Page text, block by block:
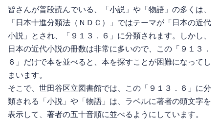
皆さんが普段読んでいる、「小説」や「物語」の多くは、
「日本十進分類法（ＮＤＣ）」ではテーマが「日本の近代
小説」とされ、「９１３．６」に分類されます。しかし、
日本の近代小説の冊数は非常に多いので、この「９１３．
６」だけで本を並べると、本を探すことが困難になってし
まいます。
そこで、世田谷区立図書館では、この「９１３．６」に分
類される「小説」や「物語」は、ラベルに著者の頭文字を
表示して、著者の五十音順に並べるようにしています。